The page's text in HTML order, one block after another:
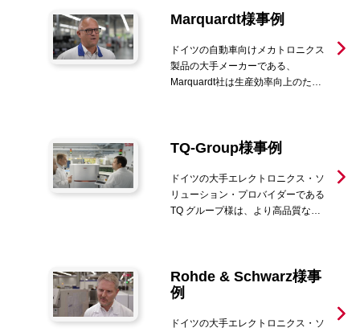
ンを導入されました。
Marquardt様事例
ドイツの自動車向けメカトロニクス
製品の大手メーカーである、
Marquardt社は生産効率向上のた
TQ-Group様事例
ドイツの大手エレクトロニクス・ソ
リューション・プロバイダーである
TQ グループ様は、より高品質な製
Rohde & Schwarz様事
例
ドイツの大手エレクトロニクス・ソ